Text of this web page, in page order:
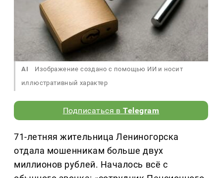
AI
Изображение создано с помощью ИИ и носит
иллюстративный характер
Подписаться вTelegram
71-летняя жительница Лениногорска
отдала мошенникам больше двух
миллионов рублей. Началось всё с